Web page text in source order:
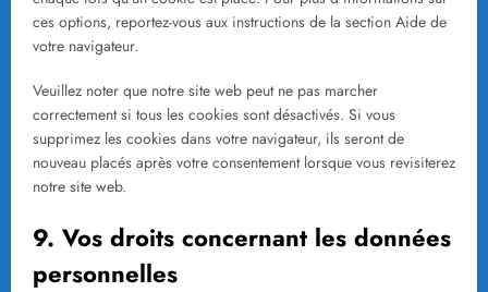
ces options, reportez-vous aux instructions de la section Aide de
votre navigateur.
Veuillez noter que notre site web peut ne pas marcher
correctement si tous les cookies sont désactivés. Si vous
supprimez les cookies dans votre navigateur, ils seront de
nouveau placés après votre consentement lorsque vous revisiterez
notre site web.
9. Vos droits concernant les données
personnelles